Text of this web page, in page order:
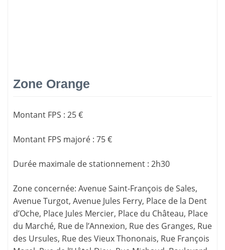
Zone Orange
Montant FPS : 25 €
Montant FPS majoré : 75 €
Durée maximale de stationnement : 2h30
Zone concernée: Avenue Saint-François de Sales,
Avenue Turgot, Avenue Jules Ferry, Place de la Dent
d’Oche, Place Jules Mercier, Place du Château, Place
du Marché, Rue de l’Annexion, Rue des Granges, Rue
des Ursules, Rue des Vieux Thononais, Rue François